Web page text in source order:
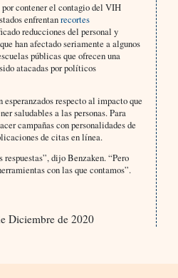
contener el contagio del VIH
enfrentanrecortes
reducciones del personal y
han afectado seriamente a algunos
públicas que ofrecen una
atacadas por políticos
respecto al impacto que
saludables a las personas. Para
campañas con personalidades de
de citas en línea.
respuestas”, dijo Benzaken. “Pero
con las que contamos”.
Diciembre de 2020